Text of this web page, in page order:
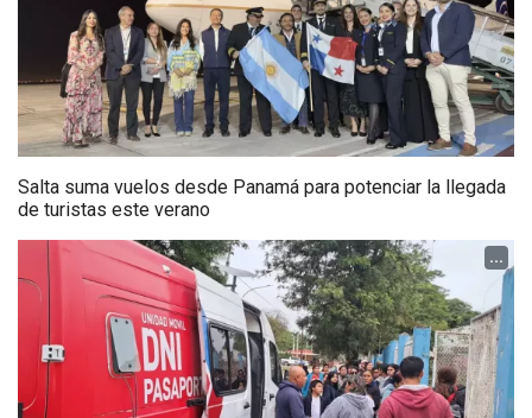
Salta suma vuelos desde Panamá para potenciar la llegada
de turistas este verano
...